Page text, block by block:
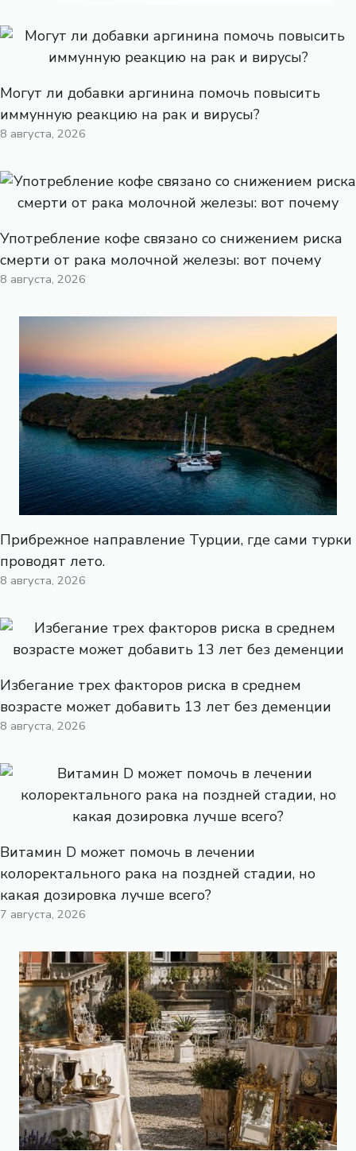
Могут ли добавки аргинина помочь повысить
иммунную реакцию на рак и вирусы?
8 августа, 2026
Употребление кофе связано со снижением риска
смерти от рака молочной железы: вот почему
8 августа, 2026
Прибрежное направление Турции, где сами турки
проводят лето.
8 августа, 2026
Избегание трех факторов риска в среднем
возрасте может добавить 13 лет без деменции
8 августа, 2026
Витамин D может помочь в лечении
колоректального рака на поздней стадии, но
какая дозировка лучше всего?
7 августа, 2026